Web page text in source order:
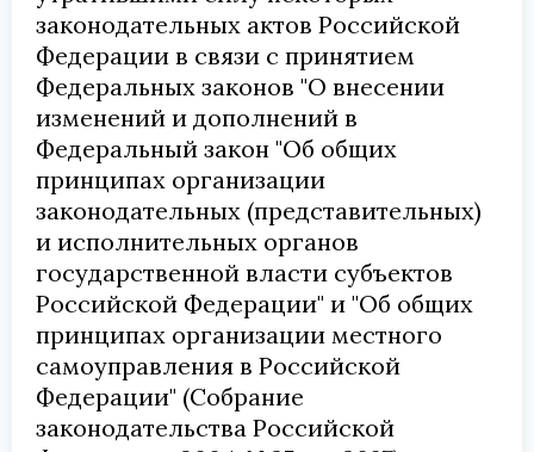
законодательных актов Российской
Федерации в связи с принятием
Федеральных законов "О внесении
изменений и дополнений в
Федеральный закон "Об общих
принципах организации
законодательных (представительных)
и исполнительных органов
государственной власти субъектов
Российской Федерации" и "Об общих
принципах организации местного
самоуправления в Российской
Федерации" (Собрание
законодательства Российской